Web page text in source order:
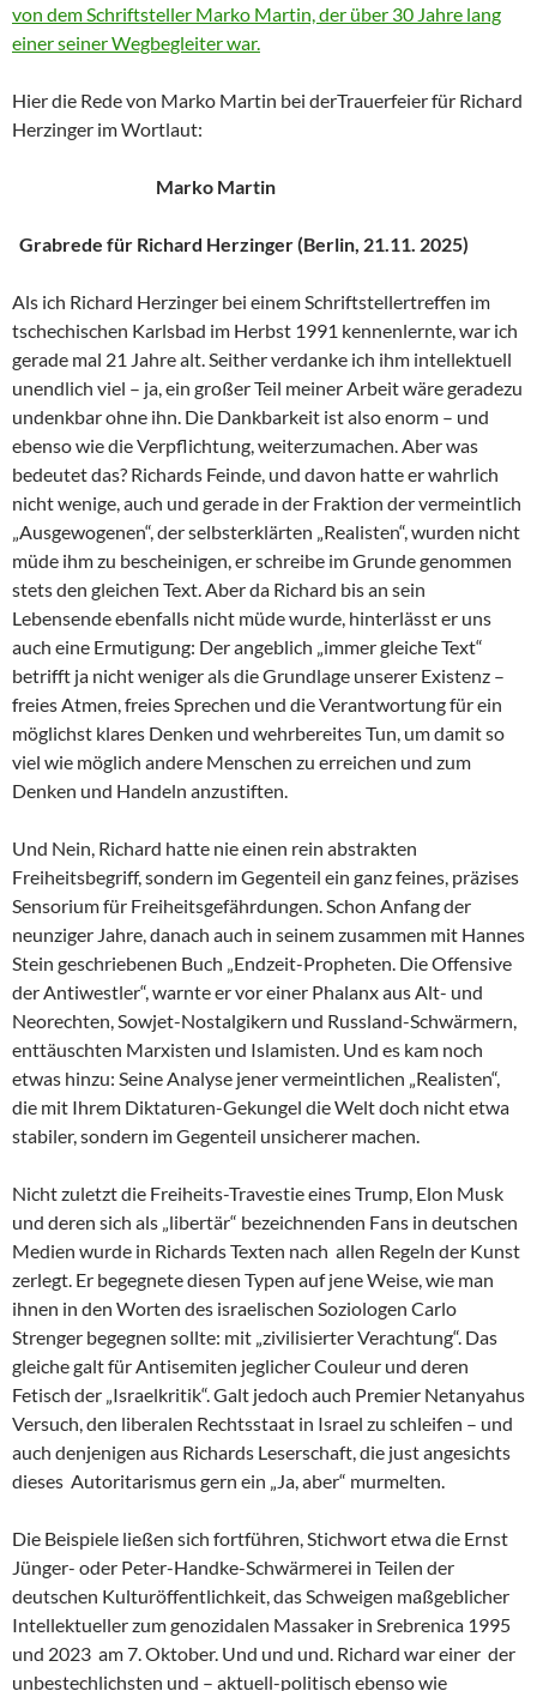
von dem Schriftsteller Marko Martin, der über 30 Jahre lang
einer seiner Wegbegleiter war.
Hier die Rede von Marko Martin bei derTrauerfeier für Richard
Herzinger im Wortlaut:
Marko Martin
Grabrede für Richard Herzinger (Berlin, 21.11. 2025)
Als ich Richard Herzinger bei einem Schriftstellertreffen im
tschechischen Karlsbad im Herbst 1991 kennenlernte, war ich
gerade mal 21 Jahre alt. Seither verdanke ich ihm intellektuell
unendlich viel – ja, ein großer Teil meiner Arbeit wäre geradezu
undenkbar ohne ihn. Die Dankbarkeit ist also enorm – und
ebenso wie die Verpflichtung, weiterzumachen. Aber was
bedeutet das? Richards Feinde, und davon hatte er wahrlich
nicht wenige, auch und gerade in der Fraktion der vermeintlich
„Ausgewogenen“, der selbsterklärten „Realisten“, wurden nicht
müde ihm zu bescheinigen, er schreibe im Grunde genommen
stets den gleichen Text. Aber da Richard bis an sein
Lebensende ebenfalls nicht müde wurde, hinterlässt er uns
auch eine Ermutigung: Der angeblich „immer gleiche Text“
betrifft ja nicht weniger als die Grundlage unserer Existenz –
freies Atmen, freies Sprechen und die Verantwortung für ein
möglichst klares Denken und wehrbereites Tun, um damit so
viel wie möglich andere Menschen zu erreichen und zum
Denken und Handeln anzustiften.
Und Nein, Richard hatte nie einen rein abstrakten
Freiheitsbegriff, sondern im Gegenteil ein ganz feines, präzises
Sensorium für Freiheitsgefährdungen. Schon Anfang der
neunziger Jahre, danach auch in seinem zusammen mit Hannes
Stein geschriebenen Buch „Endzeit-Propheten. Die Offensive
der Antiwestler“, warnte er vor einer Phalanx aus Alt- und
Neorechten, Sowjet-Nostalgikern und Russland-Schwärmern,
enttäuschten Marxisten und Islamisten. Und es kam noch
etwas hinzu: Seine Analyse jener vermeintlichen „Realisten“,
die mit Ihrem Diktaturen-Gekungel die Welt doch nicht etwa
stabiler, sondern im Gegenteil unsicherer machen.
Nicht zuletzt die Freiheits-Travestie eines Trump, Elon Musk
und deren sich als „libertär“ bezeichnenden Fans in deutschen
Medien wurde in Richards Texten nach allen Regeln der Kunst
zerlegt. Er begegnete diesen Typen auf jene Weise, wie man
ihnen in den Worten des israelischen Soziologen Carlo
Strenger begegnen sollte: mit „zivilisierter Verachtung“. Das
gleiche galt für Antisemiten jeglicher Couleur und deren
Fetisch der „Israelkritik“. Galt jedoch auch Premier Netanyahus
Versuch, den liberalen Rechtsstaat in Israel zu schleifen – und
auch denjenigen aus Richards Leserschaft, die just angesichts
dieses Autoritarismus gern ein „Ja, aber“ murmelten.
Die Beispiele ließen sich fortführen, Stichwort etwa die Ernst
Jünger- oder Peter-Handke-Schwärmerei in Teilen der
deutschen Kulturöffentlichkeit, das Schweigen maßgeblicher
Intellektueller zum genozidalen Massaker in Srebrenica 1995
und 2023 am 7. Oktober. Und und und. Richard war einer der
unbestechlichsten und – aktuell-politisch ebenso wie